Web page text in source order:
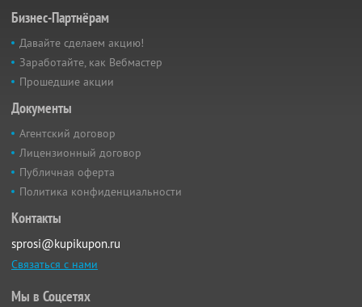
Бизнес-Партнёрам
Давайте сделаем акцию!
Заработайте, как Вебмастер
Прошедшие акции
Документы
Агентский договор
Лицензионный договор
Публичная оферта
Политика конфиденциальности
Контакты
sprosi@kupikupon.ru
Связаться с нами
Мы в Соцсетях